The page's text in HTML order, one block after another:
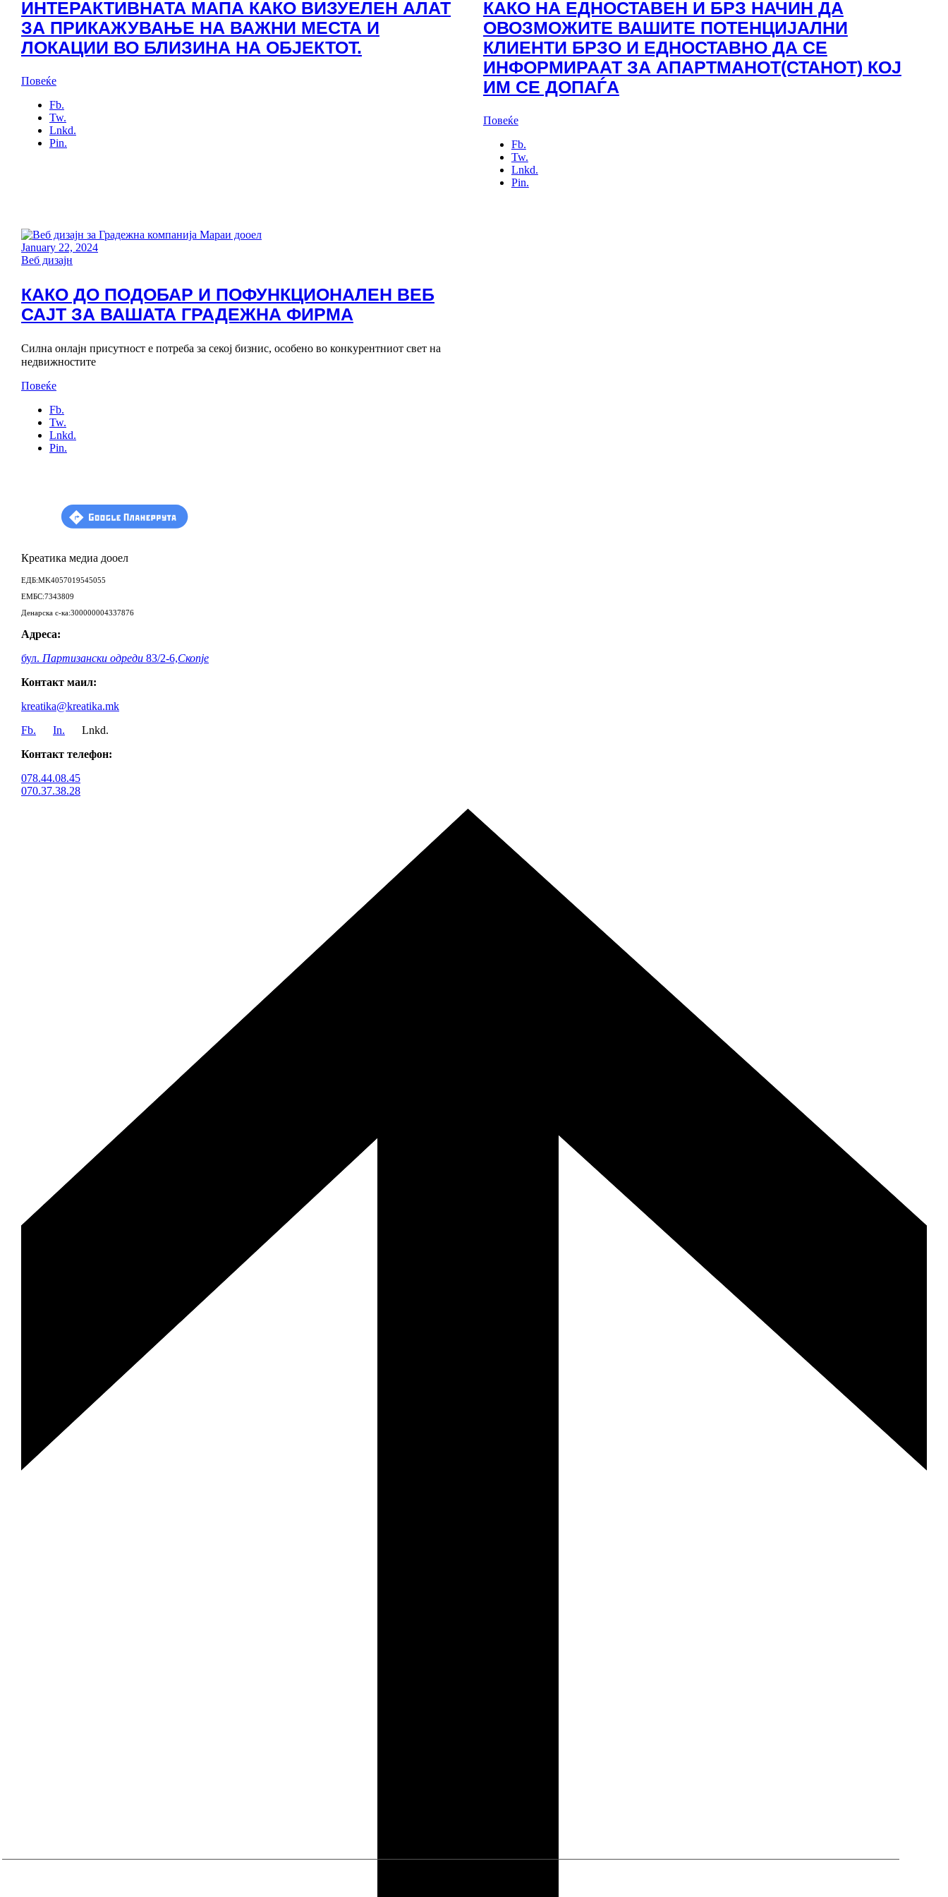
ИНТЕРАКТИВНАТА МАПА КАКО ВИЗУЕЛЕН АЛАТ
ЗА ПРИКАЖУВАЊЕ НА ВАЖНИ МЕСТА И
ЛОКАЦИИ ВО БЛИЗИНА НА ОБЈЕКТОТ.
Повеќе
Fb.
Tw.
Lnkd.
Pin.
КАКО НА ЕДНОСТАВЕН И БРЗ НАЧИН ДА
ОВОЗМОЖИТЕ ВАШИТЕ ПОТЕНЦИЈАЛНИ
КЛИЕНТИ БРЗО И ЕДНОСТАВНО ДА СЕ
ИНФОРМИРААТ ЗА АПАРТМАНОТ(СТАНОТ) КОЈ
ИМ СЕ ДОПАЃА
Повеќе
Fb.
Tw.
Lnkd.
Pin.
January 22, 2024
Веб дизајн
КАКО ДО ПОДОБАР И ПОФУНКЦИОНАЛЕН ВЕБ
САЈТ ЗА ВАШАТА ГРАДЕЖНА ФИРМА
Силна онлајн присутност е потреба за секој бизнис, особено во конкурентниот свет на
недвижностите
Повеќе
Fb.
Tw.
Lnkd.
Pin.
Креатика медиа дооел
ЕДБ:MK4057019545055
ЕМБС:7343809
Денарска с-ка:300000004337876
Адреса:
бул. Партизански одреди 83/2-6,Скопје
Контакт маил:
kreatika@kreatika.mk
Fb.
In.
Lnkd.
Контакт телефон:
078.44.08.45
070.37.38.28